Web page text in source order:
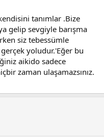
tanımlar .Bize
gelip sevgiyle barışma
siz tebessümle
gerçek yoludur.'Eğer bu
aikido sadece
zaman ulaşamazsınız.